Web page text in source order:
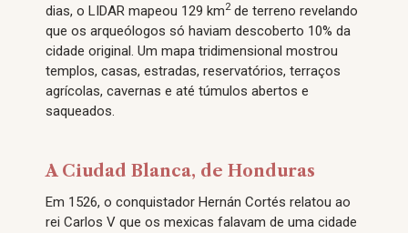
dias, o LIDAR mapeou 129 km2de terreno revelando
que os arqueólogos só haviam descoberto 10% da
cidade original. Um mapa tridimensional mostrou
templos, casas, estradas, reservatórios, terraços
agrícolas, cavernas e até túmulos abertos e
saqueados.
A Ciudad Blanca, de Honduras
Em 1526, o conquistador Hernán Cortés relatou ao
rei Carlos V que os mexicas falavam de uma cidade